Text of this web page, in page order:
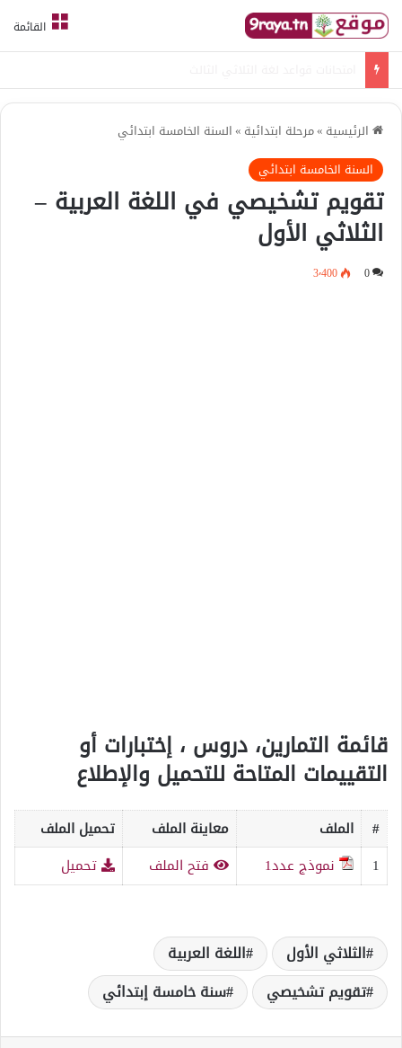
القائمة
الرئيسية »مرحلة ابتدائية »السنة الخامسة ابتدائي
السنة الخامسة ابتدائي
تقويم تشخيصي في اللغة العربية –
الثلاثي الأول
0 3٬400
قائمة التمارين، دروس ، إختبارات أو
التقييمات المتاحة للتحميل والإطلاع
# الملف معاينة الملف
تحميل الملف
1
نموذج عدد1 فتح الملف تحميل
الثلاثي الأول
اللغة العربية
تقويم تشخيصي
سنة خامسة إبتدائي